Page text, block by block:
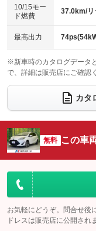
ベンチシート
：装備なし
チップアップシート
：装備なし
電動格納サードシート
：装備なし
ウォークスルー
電動リアゲート
シートエアコン
：装備なし
サイドカメラ
：装備なし
エアサスペンション
10/15モー
ド燃費
37.0km/リ
最高出力
※新車時のカタログデータ
で、詳細は販売店にご確認
カタ
無料 この車
お気軽にどうぞ。問合せ後
ドレスは販売店に公開され